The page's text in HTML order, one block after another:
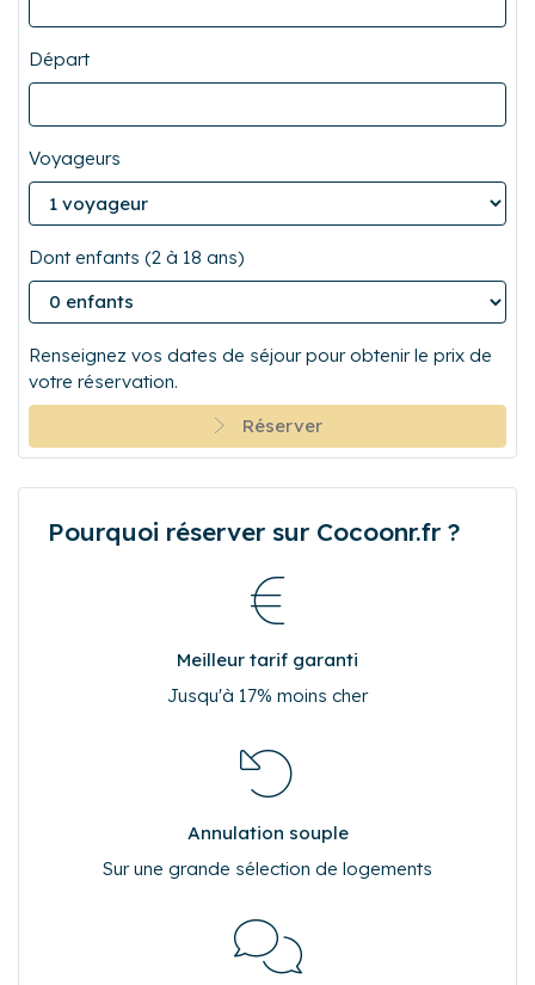
tarif et les conditions d'annulation qui s'appliquent.
Arrivée
Départ
Voyageurs
Dont enfants (2 à 18 ans)
Renseignez vos dates de séjour pour obtenir le prix de
Pourquoi réserver sur Cocoonr.fr ?
Meilleur tarif garanti
Jusqu'à 17% moins cher
Annulation souple